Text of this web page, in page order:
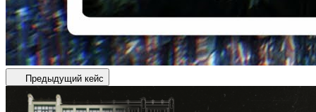
Предыдущий кейс